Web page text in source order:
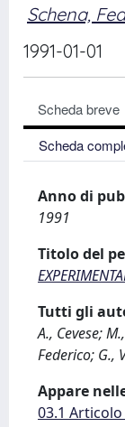
Schena,
1991-01-01
Scheda breve
Scheda
Anno di
1991
Titolo del
Tutti gli
A., Cevese;
Federico; G.,
Appare
03.1